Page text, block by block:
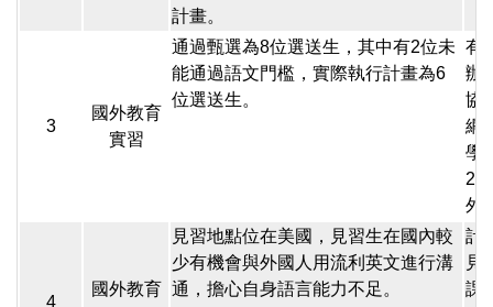
計畫。
3
國外教育
實習
通過甄選為8位選送生，其中有2位未
能通過語文門檻，實際執行計畫為6
位選送生。
有
辦
協
網
學
2
外
4
國外教育
見習地點位在美國，見習生在國內較
少有機會與外國人用流利英文進行溝
通，擔心自身語言能力不足。
計
見
課